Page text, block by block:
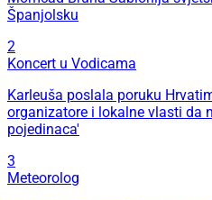
Španjolsku
2
Koncert u Vodicama
Karleuša poslala poruku
organizatore i lokalne vlasti da
pojedinaca'
3
Meteorolog